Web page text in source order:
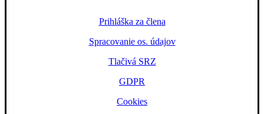
Prihláška za člena
Spracovanie os. údajov
Tlačivá SRZ
GDPR
Cookies